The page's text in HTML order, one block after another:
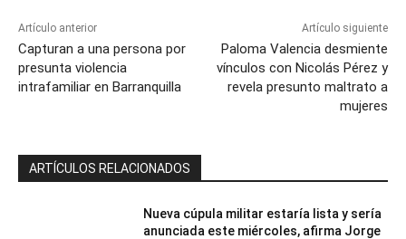
Artículo anterior
Capturan a una persona por
presunta violencia
intrafamiliar en Barranquilla
Artículo siguiente
Paloma Valencia desmiente
vínculos con Nicolás Pérez y
revela presunto maltrato a
mujeres
ARTÍCULOS RELACIONADOS
Nueva cúpula militar estaría lista y sería
anunciada este miércoles, afirma Jorge